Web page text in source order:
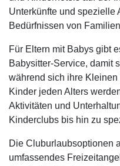
Unterkünfte und spezielle
Bedürfnissen von
Für Eltern mit Babys gibt
Babysitter-Service, damit
während sich ihre
Kinder jeden Alters
Aktivitäten und
Kinderclubs bis hin zu
Die Cluburlaubsoptionen
umfassendes